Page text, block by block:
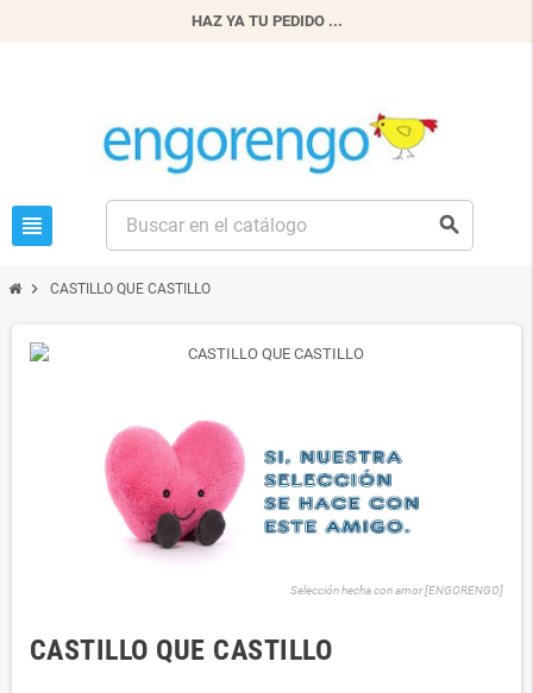
HAZ YA TU PEDIDO ...
view_headline search
chevron_right CASTILLO QUE CASTILLO
Selección hecha con amor [ENGORENGO]
CASTILLO QUE CASTILLO